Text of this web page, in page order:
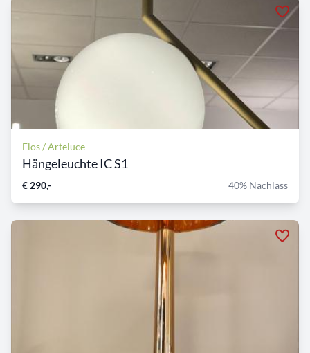
Flos / Arteluce
Hängeleuchte IC S1
€ 290,- 40% Nachlass